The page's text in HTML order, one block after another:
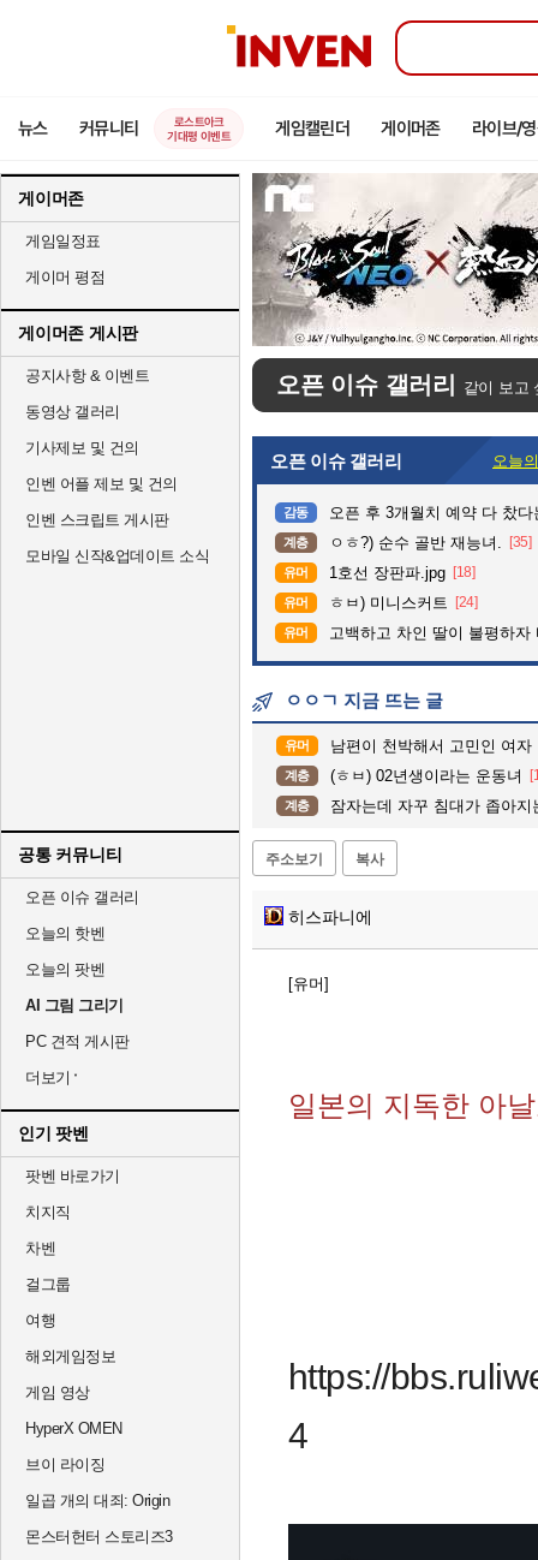
인
뉴스 커뮤니티
로스트아크
기대평 이벤트
게임캘린더 게이머존 라이브/
게이머존
게임일정표
게이머 평점
게이머존 게시판
공지사항 & 이벤트
동영상 갤러리
기사제보 및 건의
인벤 어플 제보 및 건의
인벤 스크립트 게시판
모바일 신작&업데이트 소식
공통 커뮤니티
오픈 이슈 갤러리
오늘의 핫벤
오늘의 팟벤
AI 그림 그리기
PC 견적 게시판
더보기
인기 팟벤
팟벤 바로가기
치지직
차벤
걸그룹
여행
해외게임정보
게임 영상
HyperX OMEN
브이 라이징
일곱 개의 대죄: Origin
몬스터헌터 스토리즈3
오픈 이슈 갤러리 같이 보고
오픈 이슈 갤러리 오늘
감동 오픈 후 3개월치 예약 다 찼다
계층 ㅇㅎ?) 순수 골반 재능녀. [35]
유머 1호선 장판파.jpg [18]
유머 ㅎㅂ) 미니스커트 [24]
유머 고백하고 차인 딸이 불평하자
ㅇㅇㄱ 지금 뜨는 글
유머 남편이 천박해서 고민인 여자
계층 (ㅎㅂ) 02년생이라는 운동녀
계층 잠자는데 자꾸 침대가 좁아지
주소보기 복사
히스파니에
[유머]
일본의 지독한 아
https://
4